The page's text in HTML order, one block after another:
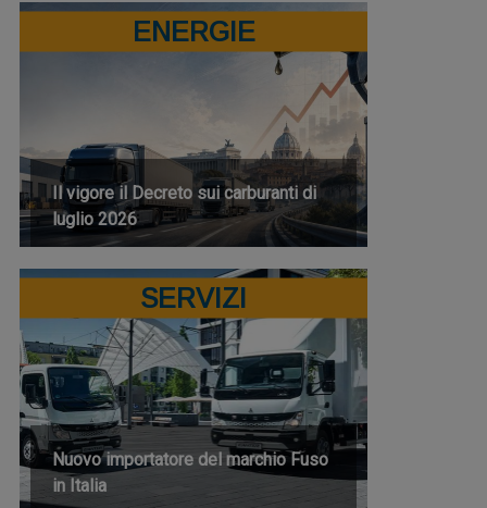
ENERGIE
Il vigore il Decreto sui carburanti di
luglio 2026
SERVIZI
Nuovo importatore del marchio Fuso
in Italia